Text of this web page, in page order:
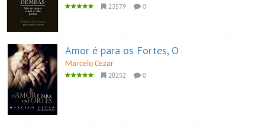
23579 0
Amor é para os Fortes, O
Marcelo Cezar
28252 0